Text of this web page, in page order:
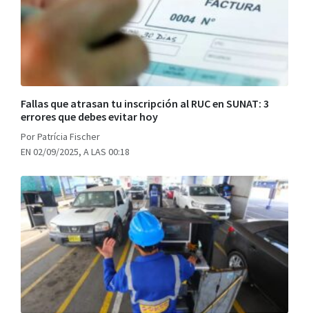
Fallas que atrasan tu inscripción al RUC en SUNAT: 3
errores que debes evitar hoy
Por Patrícia Fischer
EN 02/09/2025, A LAS 00:18